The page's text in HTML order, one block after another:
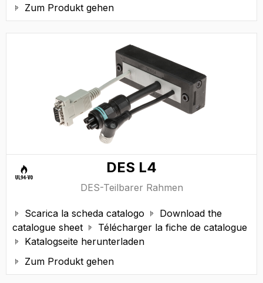
 Zum Produkt gehen
DES L4
DES-Teilbarer Rahmen
 Scarica la scheda catalogo 
Download the
catalogue sheet
 Télécharger la fiche de catalogue
 Katalogseite herunterladen
 Zum Produkt gehen